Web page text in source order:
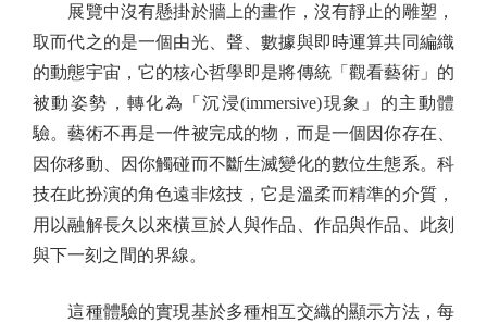
展覽中沒有懸掛於牆上的畫作，沒有靜止的雕塑，
取而代之的是一個由光、聲、數據與即時運算共同編織
的動態宇宙，它的核心哲學即是將傳統「觀看藝術」的
被動姿勢，轉化為「沉浸(immersive)現象」的主動體
驗。藝術不再是一件被完成的物，而是一個因你存在、
因你移動、因你觸碰而不斷生滅變化的數位生態系。科
技在此扮演的角色遠非炫技，它是溫柔而精準的介質，
用以融解長久以來橫亘於人與作品、作品與作品、此刻
與下一刻之間的界線。
這種體驗的實現基於多種相互交織的顯示方法，每